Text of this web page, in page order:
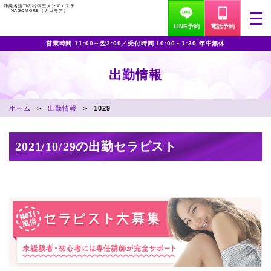
沖縄名護市の出張型メンズエステ
NAGOMORE（ナゴモア）
LINE予約 電話予約
営業時間 11:00～翌2:00／受付時間 10:00～1:30 年中無休
出勤情報
ホーム 出勤情報 1029
2021/10/29の出勤セラピスト